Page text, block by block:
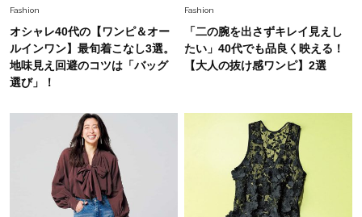
中村ゆりさん「40代になり、やっと“仕事以外の
幸福感”に目が向いた」ライフスタイルも、服も
白黒でもこんなに華やぐ！40代、夏の「甘めト
ップス×パンツ」コーデ〈3選〉
Fashion
40代の夏通勤はこれ１着！「きちんと感」も
「オシャレ」も整うトレンドトップス〈4選〉
Fashion
オシャレ40代の【ワンピ＆オー
ルインワン】最旬着こなし3選。
地味見え回避のコツは「バッグ
選び」！
Fashion
「二の腕を出さずキレイ見えし
たい」40代でも品良く映える！
【大人の抜け感ワンピ】2選